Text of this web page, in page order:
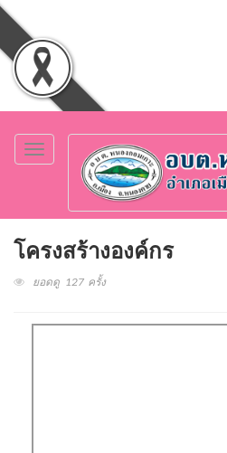
Toggle
navigation
โครงสร้างองค์กร
ยอดดู 127 ครั้ง